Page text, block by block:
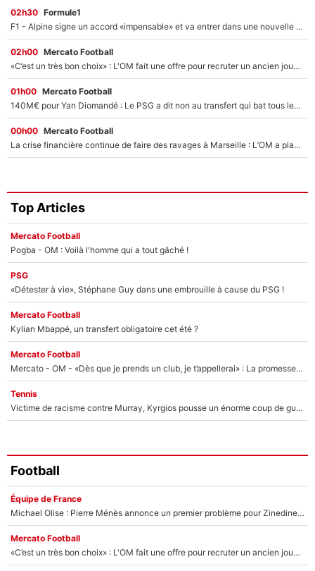
02h30 Formule1
F1 - Alpine signe un accord «impensable» et va entrer dans une nouvelle dimension : Grande nouvelle pour Pierre Gasly !
02h00 Mercato Football
«C’est un très bon choix» : L'OM fait une offre pour recruter un ancien joueur du PSG... et c'est validé dans l'After Foot !
01h00 Mercato Football
140M€ pour Yan Diomandé : Le PSG a dit non au transfert qui bat tous les records sur le mercato
00h00 Mercato Football
La crise financière continue de faire des ravages à Marseille : L’OM a placé 12 joueurs sur le marché des transferts… et ça pourrait lui rapporter près de 100M€ !
Top Articles
Mercato Football
Pogba - OM : Voilà l'homme qui a tout gâché !
PSG
«Détester à vie», Stéphane Guy dans une embrouille à cause du PSG !
Mercato Football
Kylian Mbappé, un transfert obligatoire cet été ?
Mercato Football
Mercato - OM - «Dès que je prends un club, je t’appellerai» : La promesse de Marcelino au moment de claquer la porte
Tennis
Victime de racisme contre Murray, Kyrgios pousse un énorme coup de gueule !
Football
Équipe de France
Michael Olise : Pierre Ménès annonce un premier problème pour Zinedine Zidane en équipe de France
Mercato Football
«C’est un très bon choix» : L'OM fait une offre pour recruter un ancien joueur du PSG... et c'est validé dans l'After Foot !